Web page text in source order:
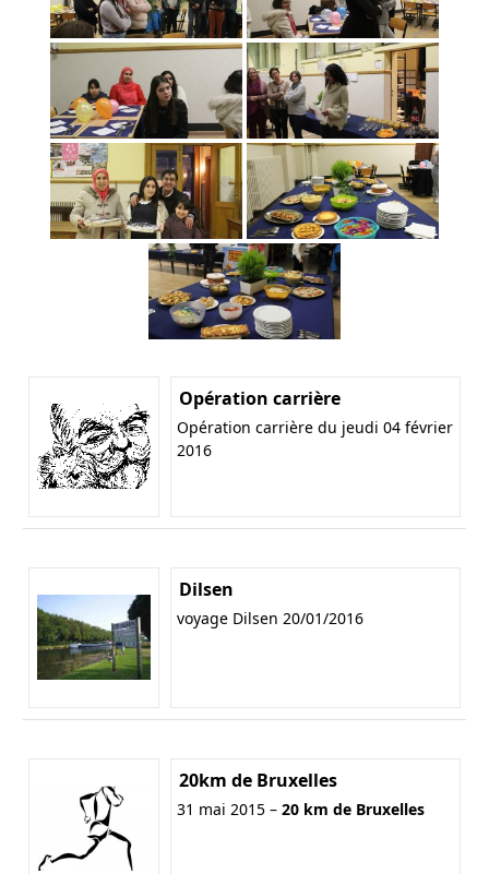
Opération carrière
Opération carrière du jeudi 04 février
2016
Dilsen
voyage Dilsen 20/01/2016
20km de Bruxelles
31 mai 2015 – 20 km de Bruxelles